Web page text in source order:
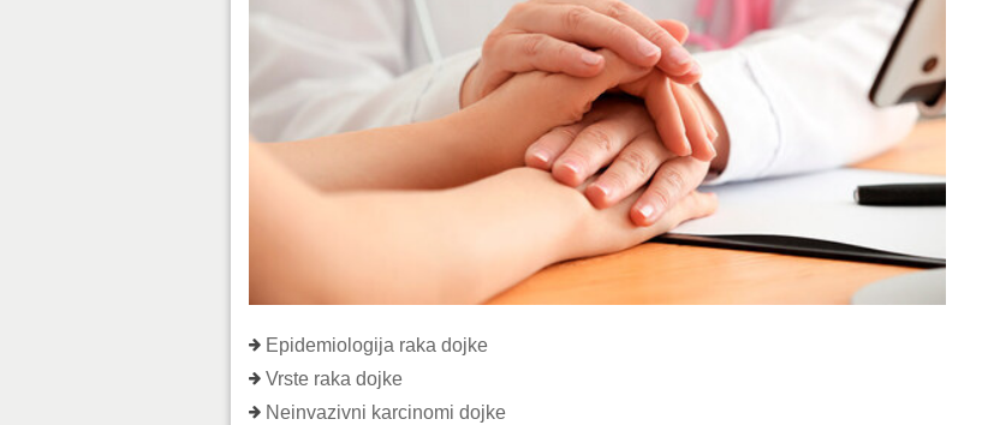
Epidemiologija raka dojke
Vrste raka dojke
Neinvazivni karcinomi dojke